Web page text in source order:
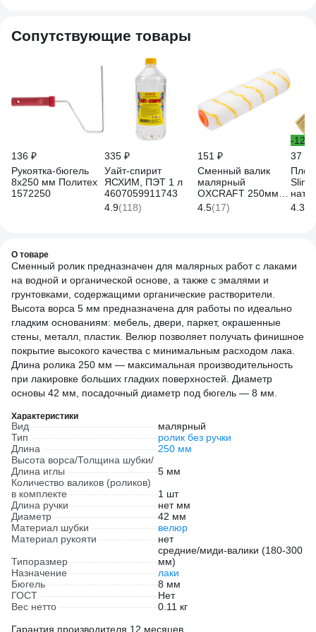
Сопутствующие товары
136 ₽
Рукоятка-бюгель
8x250 мм Политех
1572250
335 ₽
Уайт-спирит
ЯСХИМ, ПЭТ 1 л
4607059911743
4.9(118)
151 ₽
Сменный валик
малярный
OXCRAFT 250мм
44016253
4.5(17)
-12%
37 ₽
4.3
О товаре
Сменный ролик предназначен для малярных работ с лаками
на водной и органической основе, а также с эмалями и
грунтовками, содержащими органические растворители.
Высота ворса 5 мм предназначена для работы по идеально
гладким основаниям: мебель, двери, паркет, окрашенные
стены, металл, пластик. Велюр позволяет получать финишное
покрытие высокого качества с минимальным расходом лака.
Длина ролика 250 мм — максимальная производительность
при лакировке больших гладких поверхностей. Диаметр
основы 42 мм, посадочный диаметр под бюгель — 8 мм.
Характеристики
Вид
малярный
Тип
ролик без ручки
Длина
250 мм
Высота ворса/Толщина шубки/
Длина иглы
5 мм
Количество валиков (роликов)
в комплекте
1 шт
Длина ручки
нет мм
Диаметр
42 мм
Материал шубки
велюр
Материал рукояти
нет
Типоразмер
средние/миди-валики (180-300
мм)
Назначение
лаки
Бюгель
8 мм
ГОСТ
Нет
Вес нетто
0.11 кг
Гарантия производителя 12 месяцев